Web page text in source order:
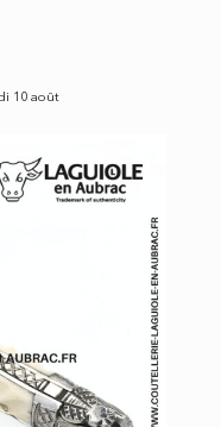
10 août